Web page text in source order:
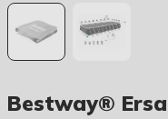
Bestway®